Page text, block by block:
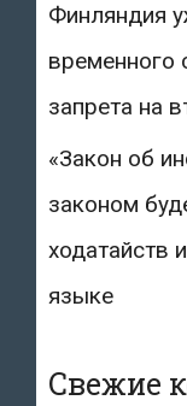
Финляндия
временного
запрета на
«Закон об
законом
ходатайств
языке
Свежие